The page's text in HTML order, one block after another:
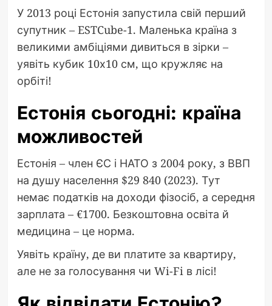
У 2013 році Естонія запустила свій перший
супутник – ESTCube-1. Маленька країна з
великими амбіціями дивиться в зірки –
уявіть кубик 10х10 см, що кружляє на
орбіті!
Естонія сьогодні: країна
можливостей
Естонія – член ЄС і НАТО з 2004 року, з ВВП
на душу населення $29 840 (2023). Тут
немає податків на доходи фізосіб, а середня
зарплата – €1700. Безкоштовна освіта й
медицина – це норма.
Уявіть країну, де ви платите за квартиру,
але не за голосування чи Wi-Fi в лісі!